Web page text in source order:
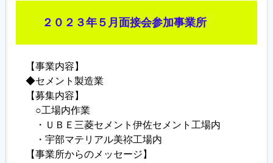
２０２３年５月面接会参加事業所
【事業内容】
◆セメント製造業
【募集内容】
○工場内作業
・ＵＢＥ三菱セメント伊佐セメント工場内
・宇部マテリアル美祢工場内
【事業所からのメッセージ】